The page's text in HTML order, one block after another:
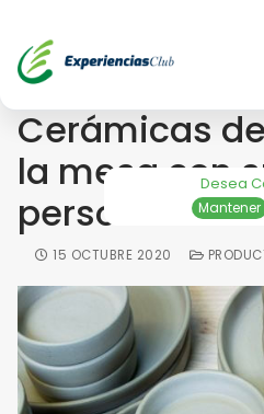
Desea
Mantener
Las vajillas de
Cerámicas
la mesa con
personalidad
15 OCTUBRE 2020